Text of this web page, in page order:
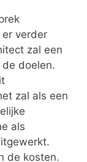
verder
zal een
doelen.
zal als een
als
de kosten.